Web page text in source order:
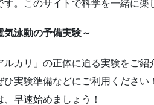
。このサイトで科学を一緒に楽
泳動の予備実験～
カリ」の正体に迫る実験をご
実験準備などにご利用ください
早速始めましょう！